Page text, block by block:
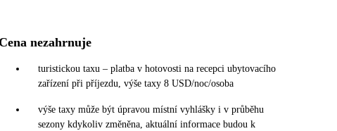
nezahrnuje
turistickou taxu – platba v hotovosti na recepci ubytovacího
zařízení při příjezdu, výše taxy 8 USD/noc/osoba
výše taxy může být úpravou místní vyhlášky i v průběhu
sezony kdykoliv změněna, aktuální informace budou k